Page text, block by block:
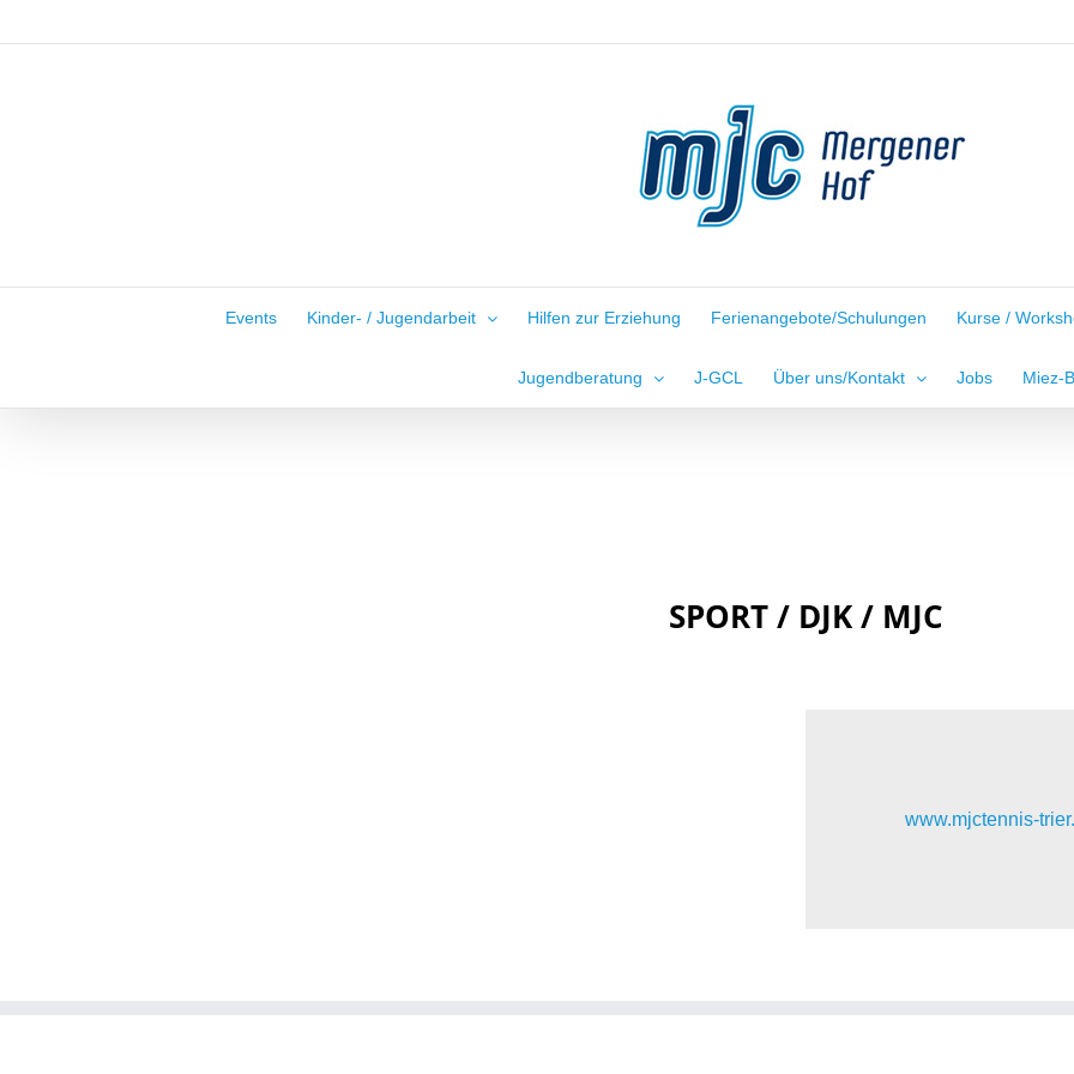
Events Kinder- / Jugendarbeit Hilfen zur Erziehung Ferienangebote/Schulungen Kurse /
Jugendberatung J-GCL Über uns/Kontakt Jobs Miez-
SPORT / DJK / MJC
www.mjctennis-